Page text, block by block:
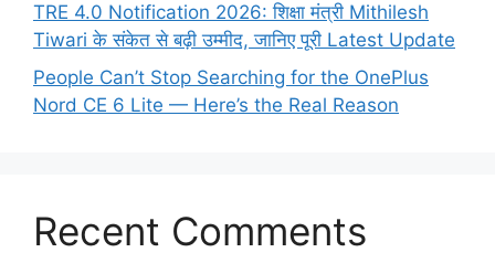
TRE 4.0 Notification 2026: शिक्षा मंत्री Mithilesh
Tiwari के संकेत से बढ़ी उम्मीद, जानिए पूरी Latest Update
People Can’t Stop Searching for the OnePlus
Nord CE 6 Lite — Here’s the Real Reason
Recent Comments